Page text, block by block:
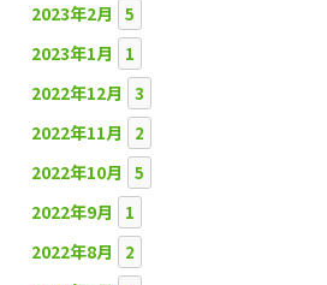
2023年2月 5
2023年1月 1
2022年12月 3
2022年11月 2
2022年10月 5
2022年9月 1
2022年8月 2